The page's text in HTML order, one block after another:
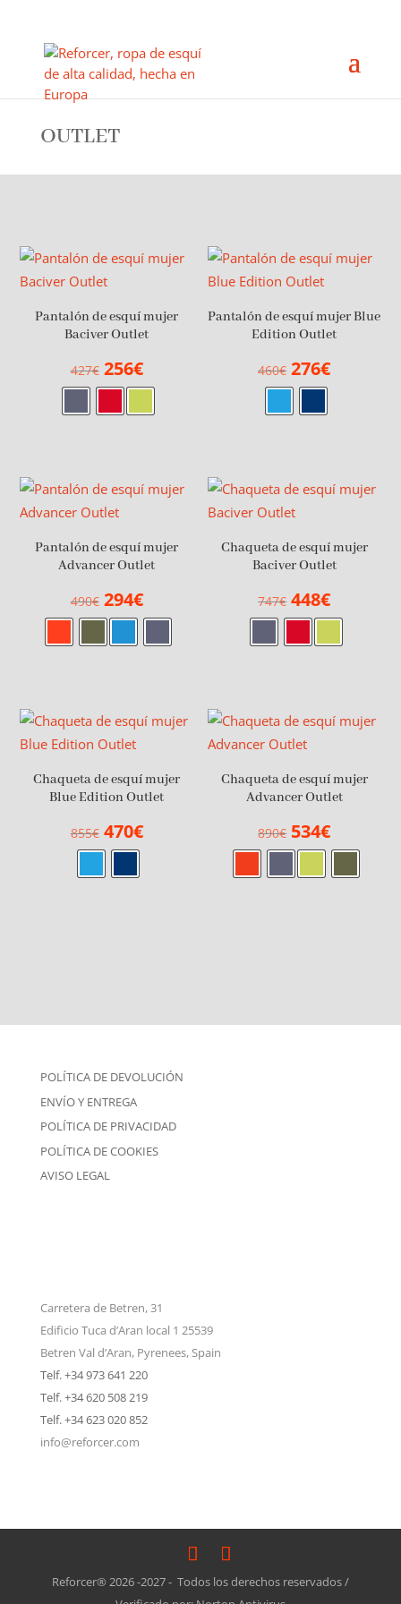
OUTLET
Pantalón de esquí mujer
Baciver Outlet
427€ El
precio
original
256€El
precio
actual
Pantalón de esquí mujer Blue
Edition Outlet
460€ El
precio
original
276€El
Pantalón de esquí mujer
Advancer Outlet
490€ El
precio
original
294€El
precio
actual
Chaqueta de esquí mujer
Baciver Outlet
747€ El
precio
original
448€El
precio
actual
Chaqueta de esquí mujer
Blue Edition Outlet
855€ El
precio
original
470€El
Chaqueta de esquí mujer
Advancer Outlet
890€ El
precio
original
534€El
precio
actual
POLÍTICA DE DEVOLUCIÓN
ENVÍO Y ENTREGA
POLÍTICA DE PRIVACIDAD
POLÍTICA DE COOKIES
AVISO LEGAL
Carretera de Betren, 31
Edificio Tuca d’Aran local 1 25539
Betren Val d’Aran, Pyrenees, Spain
Telf. +34 973 641 220
Telf. +34 620 508 219
Telf. +34 623 020 852
info@reforcer.com
Reforcer® 2026 -2027 - Todos los derechos reservados /